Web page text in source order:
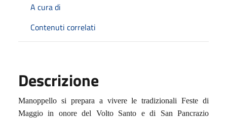
A cura di
Contenuti correlati
Descrizione
Manoppello si prepara a vivere le tradizionali Feste di
Maggio in onore del Volto Santo e di San Pancrazio